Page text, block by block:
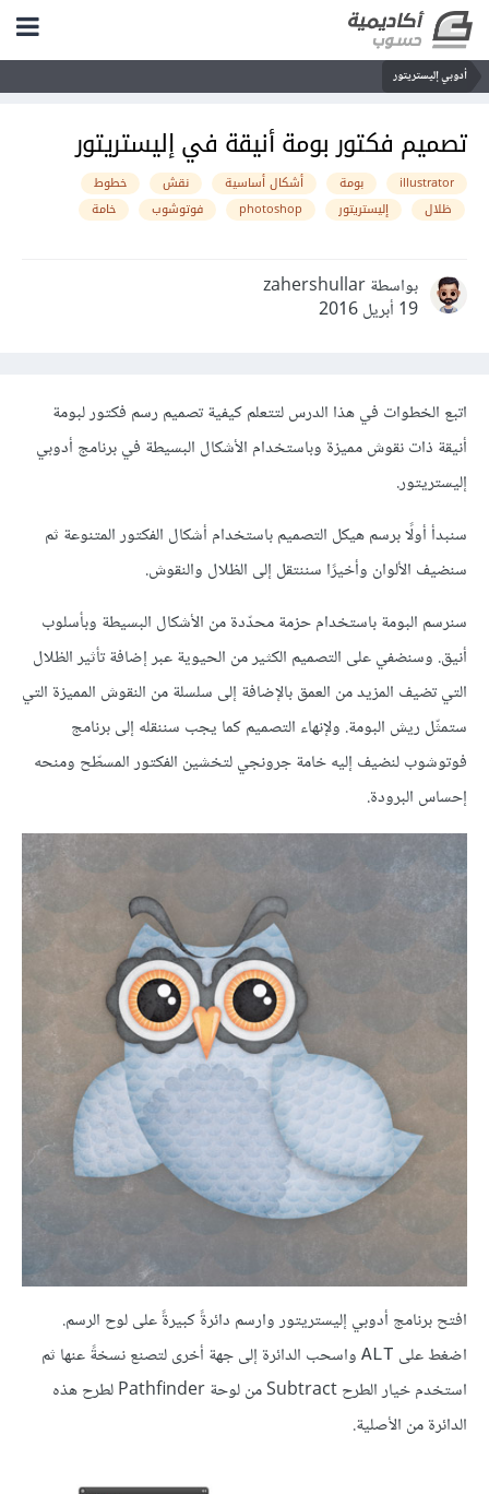
أدوبي إليستريتور
تصميم فكتور بومة أنيقة في إليستريتور
illustrator بومة أشكال أساسية نقش
خطوط
ظلال
إليستريتور photoshop فوتوشوب خامة
بواسطة zahershullar
19 أبريل 2016
اتبع الخطوات في هذا الدرس لتتعلم كيفية تصميم رسم فكتور لبومة
أنيقة ذات نقوش مميزة وباستخدام الأشكال البسيطة في برنامج أدوبي
إليستريتور.
سنبدأ أولًا برسم هيكل التصميم باستخدام أشكال الفكتور المتنوعة ثم
سنضيف الألوان وأخيرًا سننتقل إلى الظلال والنقوش.
سنرسم البومة باستخدام حزمة محدّدة من الأشكال البسيطة وبأسلوب
أنيق. وسنضفي على التصميم الكثير من الحيوية عبر إضافة تأثير الظلال
التي تضيف المزيد من العمق بالإضافة إلى سلسلة من النقوش المميزة التي
ستمثّل ريش البومة. ولإنهاء التصميم كما يجب سننقله إلى برنامج
فوتوشوب لنضيف إليه خامة جرونجي لتخشين الفكتور المسطّح ومنحه
إحساس البرودة.
افتح برنامج أدوبي إليستريتور وارسم دائرةً كبيرةً على لوح الرسم.
اضغط على ALT واسحب الدائرة إلى جهة أخرى لتصنع نسخةً عنها ثم
استخدم خيار الطرح Subtract من لوحة Pathfinder لطرح هذه
الدائرة من الأصلية.